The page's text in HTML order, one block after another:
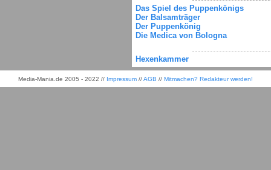
Das Spiel des Puppenkönigs
Der Balsamträger
Der Puppenkönig
Die Medica von Bologna
Hexenkammer
Media-Mania.de 2005 - 2022 // Impressum //AGB // Mitmachen? Redakteur werden!